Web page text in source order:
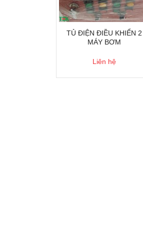
TỦ ĐIỆN ĐIỀU KHIỂN 2
MÁY BƠM
Liên hệ